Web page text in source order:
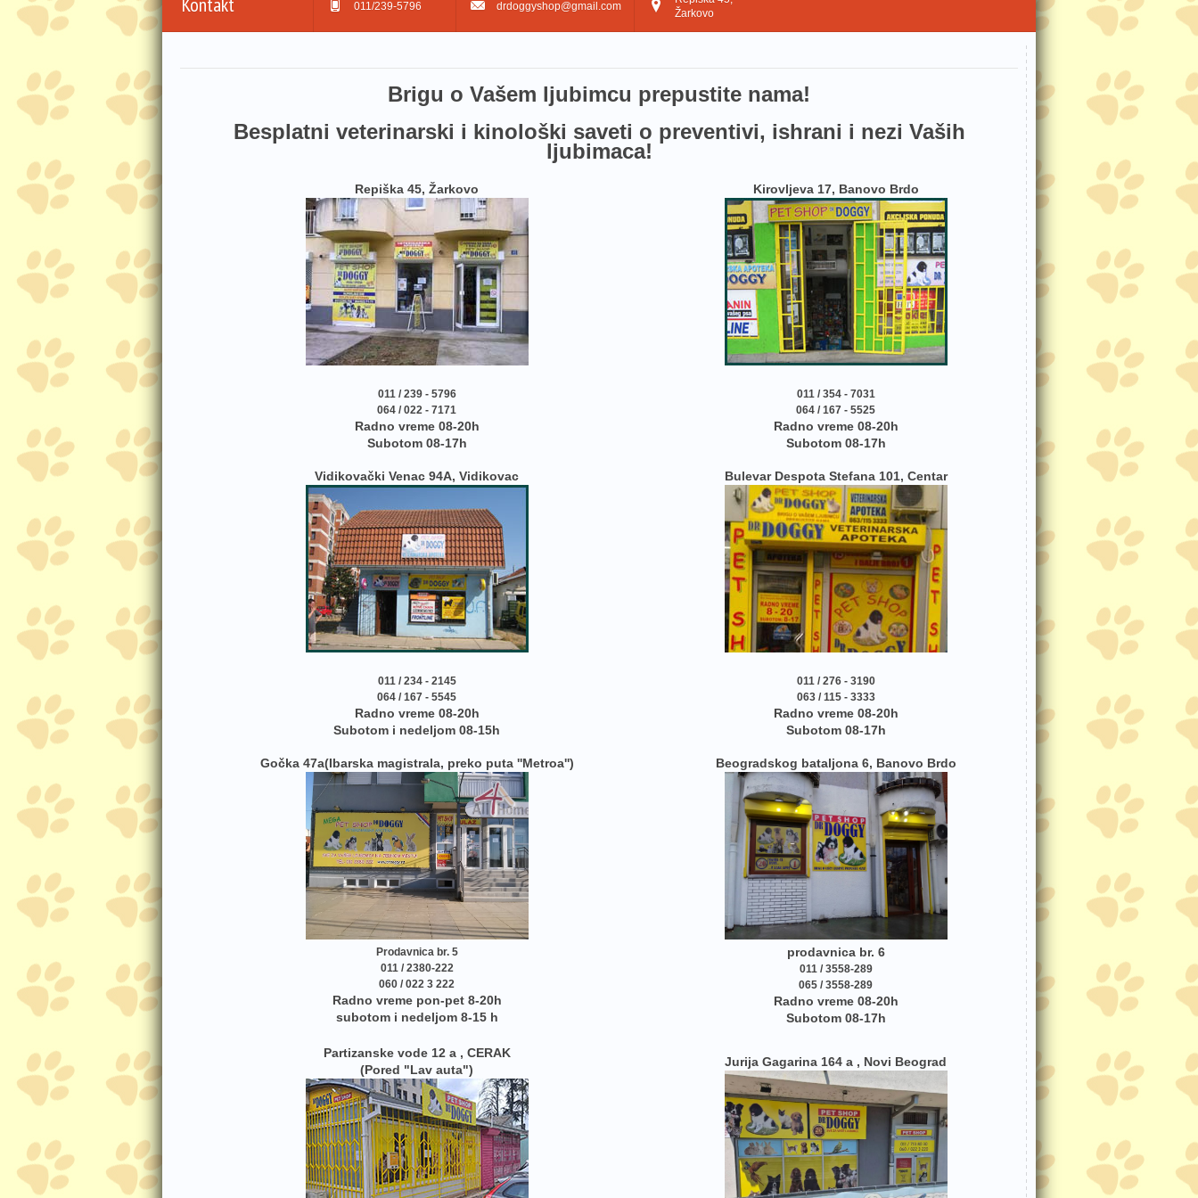
011/239-5796 drdoggyshop@gmail.com
Žarkovo
Brig​u o Vašem ljubimcu prepustite nama!
Besplatni veterinarski i kinološki saveti o preventivi, ishrani i nezi Vaših
ljubimaca!
Repiška 45, Žarkovo
011 / 239 - 5796
064 / 022 - 7171
Radno vreme 08-20h
Subotom 08-17h
Kirovljeva 17, Banovo Brdo
011 / 354 - 7031
064 / 167 - 5525
Radno vreme 08-20h
Subotom 08-17h
Vidikovački Venac 94A, Vidikovac
011 / 234 - 2145
064 / 167 - 5545
Radno vreme 08-20h
Subotom i nedeljom 08-15h
Bulevar Despota Stefana 101, Centar
011 / 276 - 3190
063 / 115 - 3333
Radno vreme 08-20h
Subotom 08-17h
Gočka 47a(Ibarska magistrala, preko puta ''Metroa'')
Prodavnica br. 5
011 / 2380-222
060 / 022 3 222
Radno vreme pon-pet 8-20h
subotom i nedeljom 8-15 h
Beogradskog bataljona 6, Banovo Brdo
prodavnica br. 6
011 / 3558-289
065 / 3558-289
Radno vreme 08-20h
Subotom 08-17h
Partizanske vode 12 a , CERAK
(Pored "Lav auta")
Jurija Gagarina 164 a , Novi Beograd